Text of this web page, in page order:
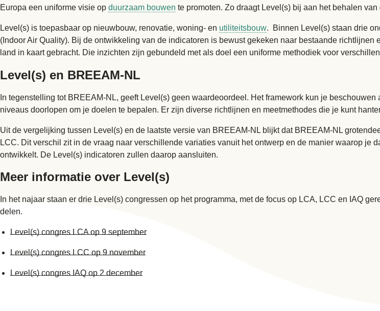
Europa een uniforme visie op duurzaam bouwen te promoten. Zo draagt Level(s) bij aan het behalen
Level(s) is toepasbaar op nieuwbouw, renovatie, woning- en utiliteitsbouw. Binnen Level(s) staan drie
(Indoor Air Quality). Bij de ontwikkeling van de indicatoren is bewust gekeken naar bestaande
land in kaart gebracht. Die inzichten zijn gebundeld met als doel een uniforme methodiek voor
Level(s) en BREEAM-NL
In tegenstelling tot BREEAM-NL, geeft Level(s) geen waardeoordeel. Het framework kun je
niveaus doorlopen om je doelen te bepalen. Er zijn diverse richtlijnen en meetmethodes die je kunt
Uit de vergelijking tussen Level(s) en de laatste versie van BREEAM-NL blijkt dat BREEAM-NL
LCC. Dit verschil zit in de vraag naar verschillende variaties vanuit het ontwerp en de manier waarop je
ontwikkelt. De Level(s) indicatoren zullen daarop aansluiten.
Meer informatie over Level(s)
In het najaar staan er drie Level(s) congressen op het programma, met de focus op LCA, LCC en IAQ
delen.
Level(s) congres LCA op 9 september
Level(s) congres LCC op 9 november
Level(s) congres IAQ op 2 december